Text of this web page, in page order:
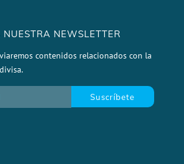
NUESTRA NEWSLETTER
contenidos relacionados con la